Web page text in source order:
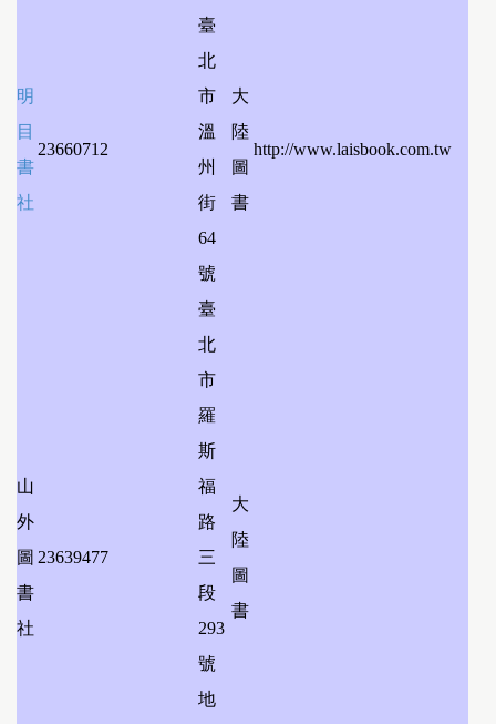
明
目
書
社
23660712
臺
北
市
溫
州
街
64
號
大
陸
圖
書
http://www.laisbook.com.tw
山
外
圖
書
社
23639477
臺
北
市
羅
斯
福
路
三
段
293
號
地
大
陸
圖
書